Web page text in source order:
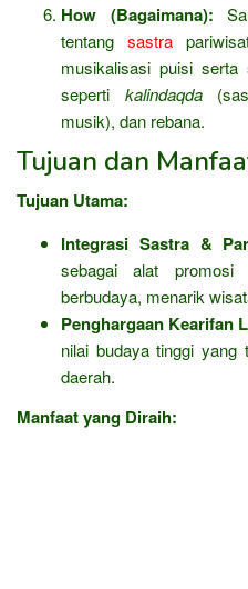
How (Bagaimana):
tentang sastra
musikalisasi puisi serta
seperti kalindaqda
musik), dan rebana.
Tujuan dan
Tujuan Utama:
Integrasi Sastra &
sebagai alat promosi
berbudaya, menarik
Penghargaan Kearifan
nilai budaya tinggi yang
daerah.
Manfaat yang Diraih: